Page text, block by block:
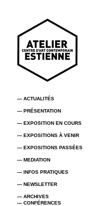
— ACTUALITÉS
— PRÉSENTATION
— EXPOSITION EN COURS
— EXPOSITIONS À VENIR
— EXPOSITIONS PASSÉES
— MEDIATION
— INFOS PRATIQUES
— NEWSLETTER
— ARCHIVES
— CONFÉRENCES